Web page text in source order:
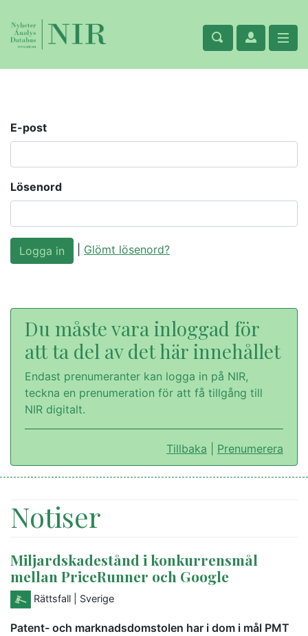
E-post
Lösenord
Glömt lösenord?
Du måste vara inloggad för
att ta del av det här innehållet
Endast prenumeranter kan logga in på NIR,
teckna en prenumeration för att få tillgång till
NIR digitalt.
Tillbaka Prenumerera
Notiser
Miljardskadestånd i konkurrensmål
mellan PriceRunner och Google
Rättsfall | Sverige
Patent- och marknadsdomstolen har i dom i mål PMT